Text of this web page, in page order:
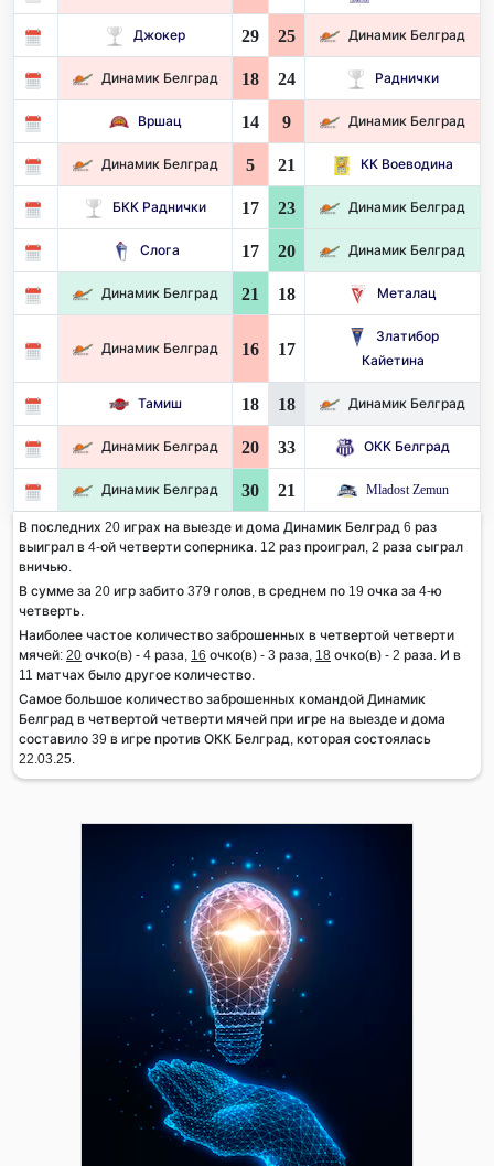
Джокер 29 25 Динамик Белград
Динамик Белград 18 24 Раднички
Вршац 14 9 Динамик Белград
Динамик Белград 5 21 КК Воеводина
БКК Раднички 17 23 Динамик Белград
Слога 17 20 Динамик Белград
Динамик Белград 21 18 Металац
Динамик Белград 16 17
Златибор
Кайетина
Тамиш 18 18 Динамик Белград
Динамик Белград 20 33 ОКК Белград
Динамик Белград 30 21 Mladost Zemun
В последних 20 играх на выезде и дома Динамик Белград 6 раз
выиграл в 4-ой четверти соперника. 12 раз проиграл, 2 раза сыграл
вничью.
В сумме за 20 игр забито 379 голов, в среднем по 19 очка за 4-ю
четверть.
Наиболее частое количество заброшенных в четвертой четверти
мячей: 20 очко(в) - 4 раза, 16 очко(в) - 3 раза, 18 очко(в) - 2 раза. И в
11 матчах было другое количество.
Самое большое количество заброшенных командой Динамик
Белград в четвертой четверти мячей при игре на выезде и дома
составило 39 в игре против ОКК Белград, которая состоялась
22.03.25.